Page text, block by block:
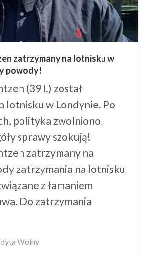
zatrzymany na lotnisku w
powody!
(39 l.) został
lotnisku w Londynie. Po
polityka zwolniono,
sprawy szokują!
zatrzymany na
zatrzymania na lotnisku
z łamaniem
Do zatrzymania
Wolny